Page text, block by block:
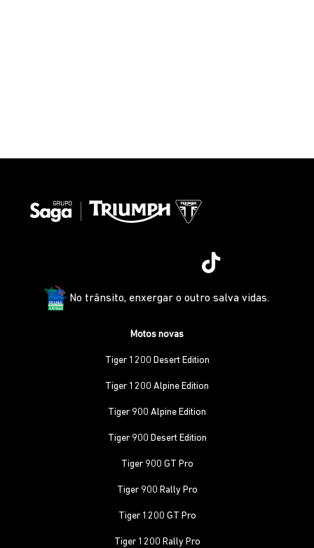
No trânsito, enxergar o outro salva vidas.
Motos novas
Tiger 1200 Desert Edition
Tiger 1200 Alpine Edition
Tiger 900 Alpine Edition
Tiger 900 Desert Edition
Tiger 900 GT Pro
Tiger 900 Rally Pro
Tiger 1200 GT Pro
Tiger 1200 Rally Pro